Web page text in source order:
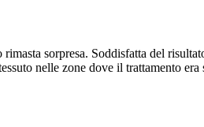
rimasta sorpresa. Soddisfatta del
nelle zone dove il trattamento